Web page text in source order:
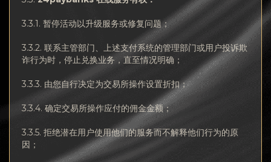
3.3.1. 暂停活动以升级服务或修复问题；
3.3.2. 联系主管部门、上述支付系统的管理部门或用户投诉欺
诈行为时，停止兑换业务，直至情况明确；
3.3.3. 由您自行决定为交易所操作设置折扣；
3.3.4. 确定交易所操作应付的佣金金额；
3.3.5. 拒绝潜在用户使用他们的服务而不解释他们行为的原
因；